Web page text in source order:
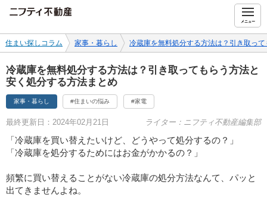
メニュー
住まい探しコラム 家事・暮らし 冷蔵庫を無料処分する方法は？引き取っ
冷蔵庫を無料処分する方法は？引き取ってもらう方法と
安く処分する方法まとめ
家事・暮らし #住まいの悩み #家電
最終更新日：2024年02月21日 ライター：ニフティ不動産編集部
「冷蔵庫を買い替えたいけど、どうやって処分するの？」
「冷蔵庫を処分するためにはお金がかかるの？」
頻繁に買い替えることがない冷蔵庫の処分方法なんて、パッと
出てきませんよね。